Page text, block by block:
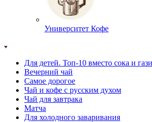
Университет Кофе
Для детей. Топ-10 вместо сока и
Вечерний чай
Самое дорогое
Чай и кофе с русским духом
Чай для завтрака
Матча
Для холодного заваривания